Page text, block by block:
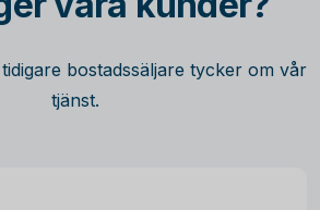
bostadssäljare tycker om vår
tjänst.